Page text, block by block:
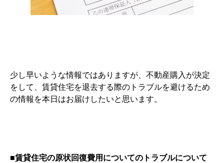
少し早いような情報ではありますが、不動産購入が決定
をして、賃貸住宅を退去する際のトラブルを避けるため
の情報を本日はお届けしたいと思います。
■賃貸住宅の原状回復費用についてのトラブルについて